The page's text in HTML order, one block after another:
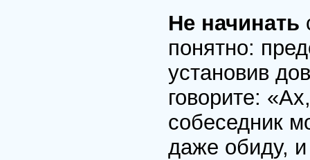
Не начинать
понятно:
установив
говорите:
собеседник
даже обиду,